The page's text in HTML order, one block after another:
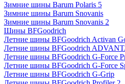
Зимние шины Barum Polaris 5
Зимние шины Barum Snovanis
Зимние шины Barum Snovanis 2
Шины BFGoodrich
Летние шины BFGoodrich Activan
Летние шины BFGoodrich
Летние шины BFGoodrich G-Force
Летние шины BFGoodrich G-Force
Летние шины BFGoodrich G-Grip